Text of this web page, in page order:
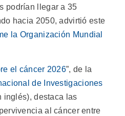
podrían llegar a 35
hacia 2050, advirtió este
la Organización Mundial
el cáncer 2026”, de la
de Investigaciones
inglés), destaca las
al cáncer entre